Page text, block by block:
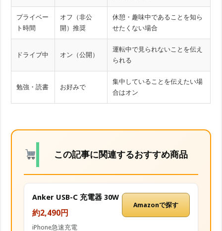
プライベー
ト時間
オフ（非公
開）推奨
休憩・趣味中であることを知ら
せたくない場合
ドライブ中 オン（公開）
運転中で見られないことを伝え
られる
勉強・読書 お好みで
集中していることを伝えたい場
合はオン
この記事に関連するおすすめ商品
Anker USB-C 充電器 30W
約2,490円
iPhone急速充電
Amazonで探す